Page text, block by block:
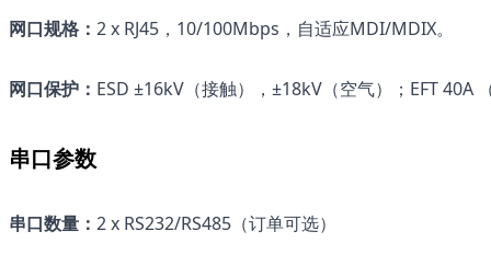
网口规格 ： 2 x RJ45，10/100Mbps，自适应MDI/MDIX。
网口保护 ： ESD ±16kV（接触），±18kV（空气）；EFT 40A
串口参数
串口数量 ： 2 x RS232/RS485（订单可选）